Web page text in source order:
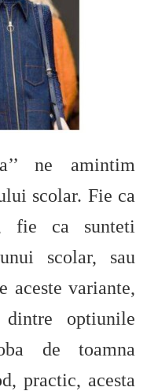
ne amintim
scolar. Fie ca
fie ca sunteti
scolar, sau
aceste variante,
optiunile
de toamna
practic, acesta